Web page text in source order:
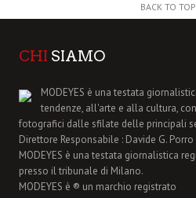
BACK TO TOP
CHI SIAMO
MODEYES è una testata
tendenze, all'arte e alla cultura,
fotografici dalle sfilate delle principali
Direttore Responsabile : Davide G. Porro
MODEYES è una testata giornalistica
presso il tribunale di Milano.
MODEYES è ® un marchio registrato